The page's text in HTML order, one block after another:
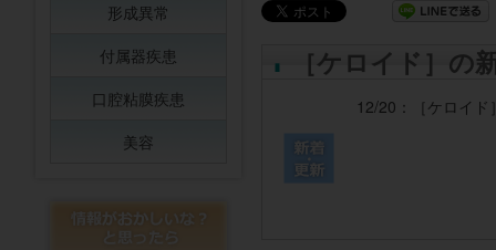
［ケロイド］の
12/20： ［ケロイド
形成異常
付属器疾患
口腔粘膜疾患
美容